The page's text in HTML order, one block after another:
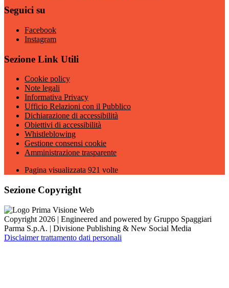
Seguici su
Facebook
Instagram
Sezione Link Utili
Cookie policy
Note legali
Informativa Privacy
Ufficio Relazioni con il Pubblico
Dichiarazione di accessibilità
Obiettivi di accessibilità
Whistleblowing
Gestione consensi cookie
Amministrazione trasparente
Pagina visualizzata 921 volte
Sezione Copyright
Copyright 2026 | Engineered and powered by Gruppo Spaggiari
Parma S.p.A. | Divisione Publishing & New Social Media
Disclaimer trattamento dati personali